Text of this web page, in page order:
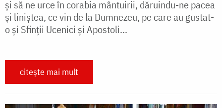
și să ne urce în corabia mântuirii, dăruindu-ne pacea
și liniștea, ce vin de la Dumnezeu, pe care au gustat-
o și Sfinții Ucenici și Apostoli...
citește mai mult